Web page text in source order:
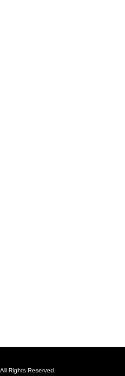
Rights Reserved.